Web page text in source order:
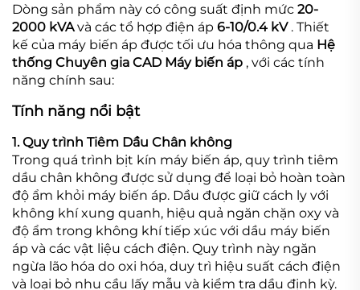
Dòng sản phẩm này có công suất định mức 20-
2000 kVAvà các tổ hợp điện áp 6-10/0.4 kV . Thiết
kế của máy biến áp được tối ưu hóa thông qua Hệ
thống Chuyên gia CAD Máy biến áp , với các tính
năng chính sau:
Tính năng nổi bật
1. Quy trình Tiêm Dầu Chân không
Trong quá trình bịt kín máy biến áp, quy trình tiêm
dầu chân không được sử dụng để loại bỏ hoàn toàn
độ ẩm khỏi máy biến áp. Dầu được giữ cách ly với
không khí xung quanh, hiệu quả ngăn chặn oxy và
độ ẩm trong không khí tiếp xúc với dầu máy biến
áp và các vật liệu cách điện. Quy trình này ngăn
ngừa lão hóa do oxi hóa, duy trì hiệu suất cách điện
và loại bỏ nhu cầu lấy mẫu và kiểm tra dầu định kỳ.